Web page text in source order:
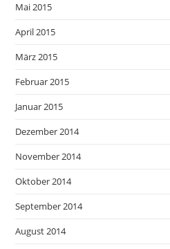
Mai 2015
April 2015
März 2015
Februar 2015
Januar 2015
Dezember 2014
November 2014
Oktober 2014
September 2014
August 2014